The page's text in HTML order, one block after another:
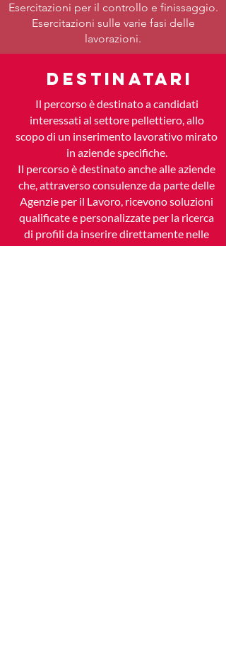
Esercitazioni per il controllo e finissaggio.
Esercitazioni sulle varie fasi delle
lavorazioni.
destinatari
Il percorso è destinato a candidati
interessati al settore pellettiero, allo
scopo di un inserimento lavorativo mirato
in aziende specifiche.
Il percorso è destinato anche alle aziende
che, attraverso consulenze da parte delle
Agenzie per il Lavoro, ricevono soluzioni
qualificate e personalizzate per la ricerca
di profili da inserire direttamente nelle
aziende stesse.